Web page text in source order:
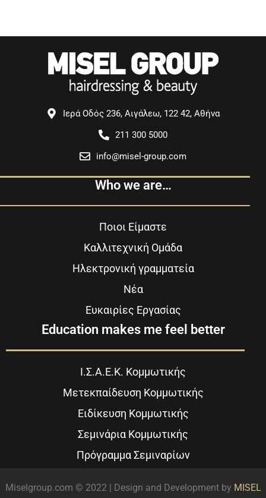
Ιερά Οδός 236, Αιγάλεω, 122 42, Αθήνα
211 300 5000
info@misel-group.com
Who we are…
Ποιοι Είμαστε
Καλλιτεχνική Ομάδα
Ηλεκτρονική γραμματεία
Νέα
Ευκαιρίες Εργασίας
Education makes me feel better
Ι.Σ.Α.Ε.Κ. Κομμωτικής
Μετεκπαίδευση Κομμωτικής
Ειδίκευση Κομμωτικής
Σεμινάρια Κομμωτικής
Πρόγραμμα Σεμιναρίων
Miselgroup.com © 2022 | Design and Development by MISEL